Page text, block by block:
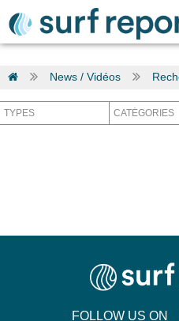
News / Vidéos
FOLLOW US ON